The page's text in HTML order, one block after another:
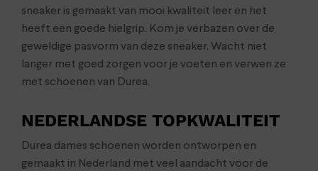
sneaker is gemaakt van mooi kwaliteit leer en het
heeft een goede hielgrip. Kom je verbazen over de
geweldige pasvorm van deze sneaker. Wacht niet
langer met goed zorgen voor je voeten en verwen ze
met schoenen van Durea.
NEDERLANDSE TOPKWALITEIT
Durea dames schoenen worden ontworpen en
gemaakt in Nederland met veel aandacht voor de